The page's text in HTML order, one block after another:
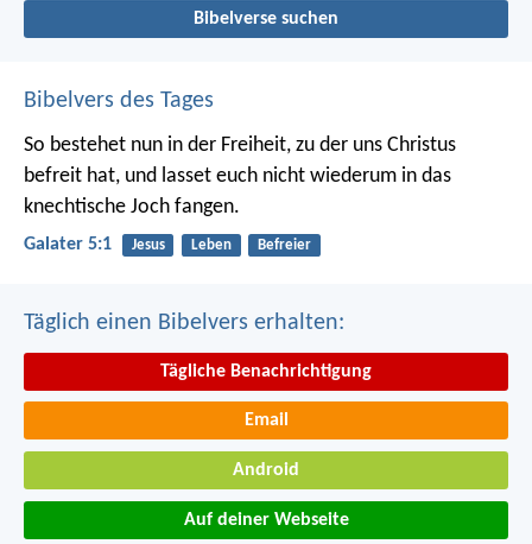
Bibelverse suchen
Bibelvers des Tages
So bestehet nun in der Freiheit, zu der uns Christus
befreit hat, und lasset euch nicht wiederum in das
knechtische Joch fangen.
Galater 5:1 Jesus Leben Befreier
Täglich einen Bibelvers erhalten:
Tägliche Benachrichtigung
Email
Android
Auf deiner Webseite